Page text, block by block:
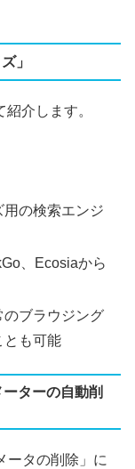
」
介します。
の検索エンジ
、Ecosiaから
のブラウジング
とも可能
ターの自動削
ータの削除」に